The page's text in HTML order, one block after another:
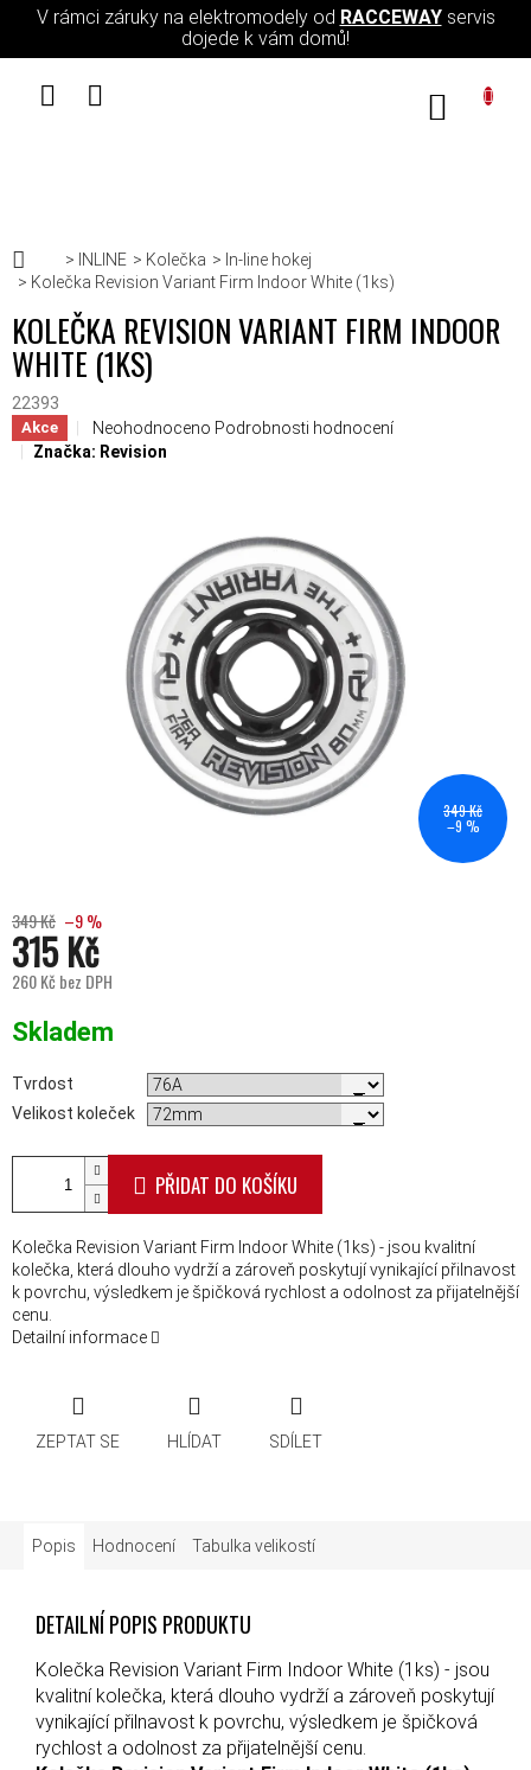
Přejít na obsah
V rámci záruky na elektromodely od RACCEWAYservis
dojede k vám domů!
DomůINLINE Kolečka
In-line hokej
Kolečka Revision Variant Firm Indoor White (1ks)
KOLEČKA REVISION VARIANT FIRM INDOOR
WHITE (1KS)
22393
Akce Průměrné hodnocení produktu je 0,0 z 5 hvězdiček.
Neohodnoceno Podrobnosti hodnocení
Značka: Revision
349 Kč
–9 %
349 Kč –9 %
315 Kč
260 Kč bez DPH
Skladem
Tvrdost
Velikost koleček
PŘIDAT DO KOŠÍKU
Kolečka Revision Variant Firm Indoor White (1ks) - jsou kvalitní
kolečka, která dlouho vydrží a zároveň poskytují vynikající přilnavost
k povrchu, výsledkem je špičková rychlost a odolnost za přijatelnější
cenu.
Detailní informace
ZEPTAT SE HLÍDAT SDÍLET
Popis Hodnocení Tabulka velikostí
DETAILNÍ POPIS PRODUKTU
Kolečka Revision Variant Firm Indoor White (1ks) - jsou
kvalitní kolečka, která dlouho vydrží a zároveň poskytují
vynikající přilnavost k povrchu, výsledkem je špičková
rychlost a odolnost za přijatelnější cenu.